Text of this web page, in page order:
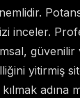
inceler.
güvenilir
yitirmiş
adına